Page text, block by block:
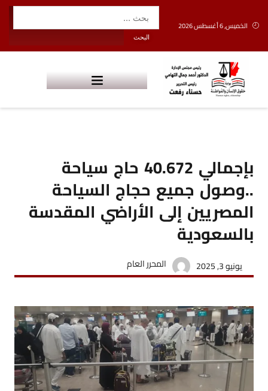
الخميس, 6 أغسطس 2026
بإجمالي 40.672 حاج سياحة
..وصول جميع حجاج السياحة
المصريين إلى الأراضي المقدسة
بالسعودية
يونيو 3, 2025 المحرر العام